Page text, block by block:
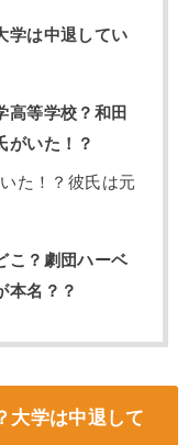
学は中退してい
高等学校？和田
がいた！？
た！？彼氏は元
こ？劇団ハーベ
本名？？
大学は中退して